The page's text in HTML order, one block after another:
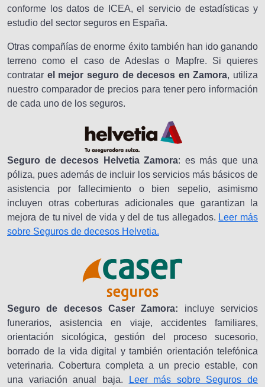
conforme los datos de ICEA, el servicio de estadísticas y
estudio del sector seguros en España.
Otras compañías de enorme éxito también han ido ganando
terreno como el caso de Adeslas o Mapfre. Si quieres
contratar el mejor seguro de decesos en Zamora, utiliza
nuestro comparador de precios para tener pero información
de cada uno de los seguros.
Seguro de decesos Helvetia Zamora: es más que una
póliza, pues además de incluir los servicios más básicos de
asistencia por fallecimiento o bien sepelio, asimismo
incluyen otras coberturas adicionales que garantizan la
mejora de tu nivel de vida y del de tus allegados. Leer más
sobre Seguros de decesos Helvetia.
Seguro de decesos Caser Zamora: incluye servicios
funerarios, asistencia en viaje, accidentes familiares,
orientación sicológica, gestión del proceso sucesorio,
borrado de la vida digital y también orientación telefónica
veterinaria. Cobertura completa a un precio estable, con
una variación anual baja.
Leer más sobre Seguros de